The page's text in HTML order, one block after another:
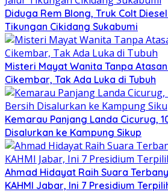
Diduga Rem Blong, Truk Colt
Tikungan Cikidang Sukabumi
Misteri Mayat Wanita Tanpa
Cikembar, Tak Ada Luka di Tubuh
Kemarau Panjang Landa Cicurug,
Disalurkan ke Kampung Sikup
Ahmad Hidayat Raih Suara
KAHMI Jabar, Ini 7 Presidium